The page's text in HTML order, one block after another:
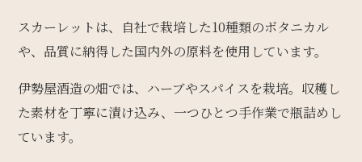
スカーレットは、自社で栽培した10種類のボタニカル
や、品質に納得した国内外の原料を使用しています。
伊勢屋酒造の畑では、ハーブやスパイスを栽培。収穫し
た素材を丁寧に漬け込み、一つひとつ手作業で瓶詰めし
ています。